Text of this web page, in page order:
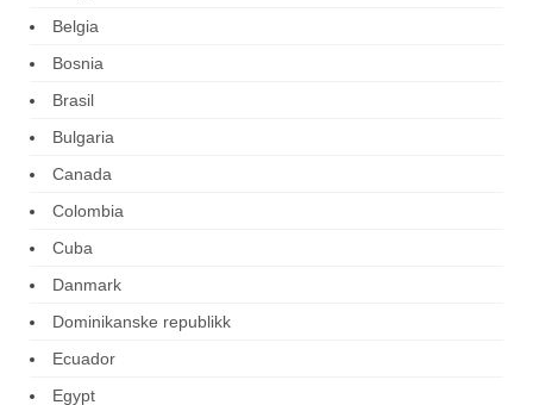
Belgia
Bosnia
Brasil
Bulgaria
Canada
Colombia
Cuba
Danmark
Dominikanske republikk
Ecuador
Egypt